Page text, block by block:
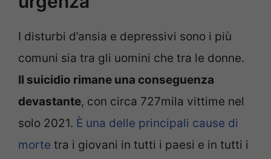
I disturbi d’ansia e depressivi sono i più
comuni sia tra gli uomini che tra le donne.
Il suicidio rimane una conseguenza
devastante, con circa 727mila vittime nel
solo 2021. È una delle principali cause di
morte tra i giovani in tutti i paesi e in tutti i